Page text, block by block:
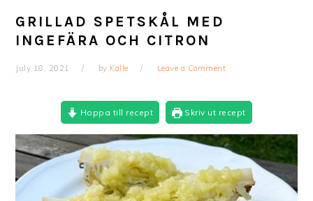
GRILLAD SPETSKÅL MED
INGEFÄRA OCH CITRON
July 18, 2021 by Kalle Leave a Comment
Hoppa till recept Skriv ut recept